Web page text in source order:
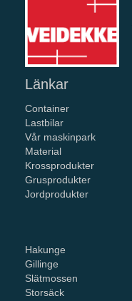
Länkar
Container
Lastbilar
Vår maskinpark
Material
Krossprodukter
Grusprodukter
Jordprodukter
Hakunge
Gillinge
Slätmossen
Storsäck